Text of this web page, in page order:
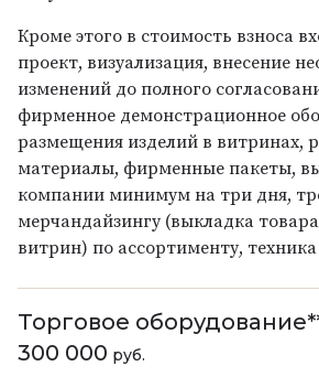
Кроме этого в стоимость взноса
проект, визуализация, внесение
изменений до полного
фирменное демонстрационное
размещения изделий в витринах,
материалы, фирменные пакеты,
компании минимум на три дня,
мерчандайзингу (выкладка
витрин) по ассортименту,
Торговое
300 000 руб.